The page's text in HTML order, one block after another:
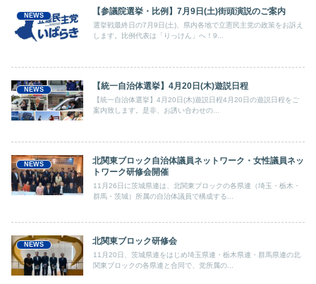
NEWS 【参議院選挙・比例】7月9日(土)街頭演説のご案内
選挙戦最終日の7月9日(土)、県内各地で立憲民主党の政策をお訴え
します。比例代表は「りっけん」へ！9...
NEWS 【統一自治体選挙】4月20日(木)遊説日程
【統一自治体選挙】4月20日(木)遊説日程4月20日の遊説日程をご
案内致します。是非、お誘い合わせの...
NEWS
北関東ブロック自治体議員ネットワーク・女性議員ネッ
トワーク研修会開催
11月26日に茨城県連は、北関東ブロックの各県連（埼玉・栃木・
群馬・茨城）所属の自治体議員で構成する...
NEWS 北関東ブロック研修会
11月20日、茨城県連をはじめ埼玉県連・栃木県連・群馬県連の北
関東ブロックの各県連と合同で、党所属の...